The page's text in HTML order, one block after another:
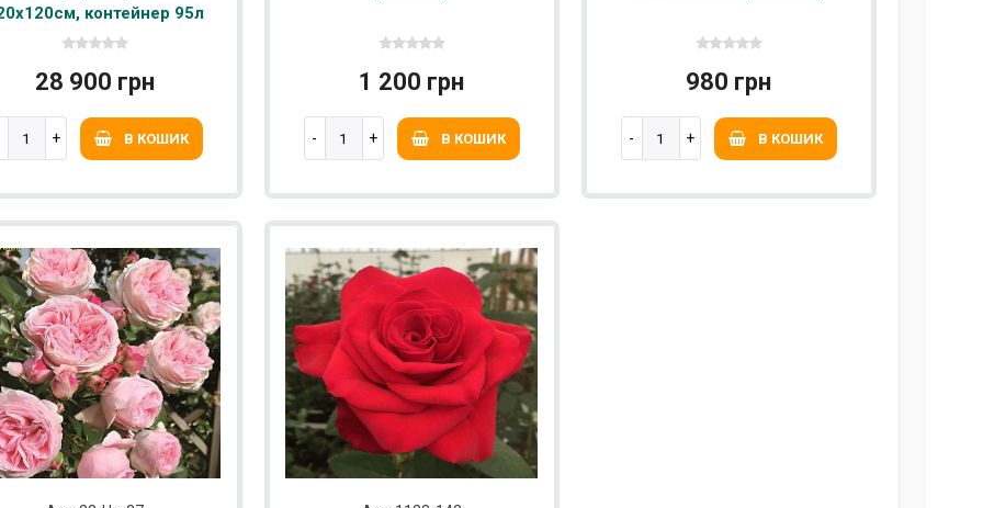
контейнер 95л
28 900 грн
В КОШИК
1 200 грн
В КОШИК
980 грн
В КОШИК